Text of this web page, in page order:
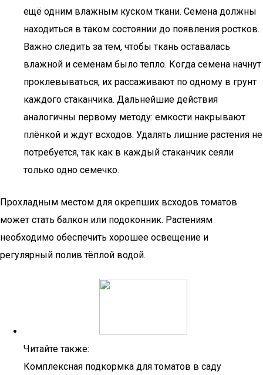
ещё одним влажным куском ткани. Семена должны
находиться в таком состоянии до появления ростков.
Важно следить за тем, чтобы ткань оставалась
влажной и семенам было тепло. Когда семена начнут
проклевываться, их рассаживают по одному в грунт
каждого стаканчика. Дальнейшие действия
аналогичны первому методу: емкости накрывают
плёнкой и ждут всходов. Удалять лишние растения не
потребуется, так как в каждый стаканчик сеяли
только одно семечко.
Прохладным местом для окрепших всходов томатов
может стать балкон или подоконник. Растениям
необходимо обеспечить хорошее освещение и
регулярный полив тёплой водой.
Читайте также:
Комплексная подкормка для томатов в саду